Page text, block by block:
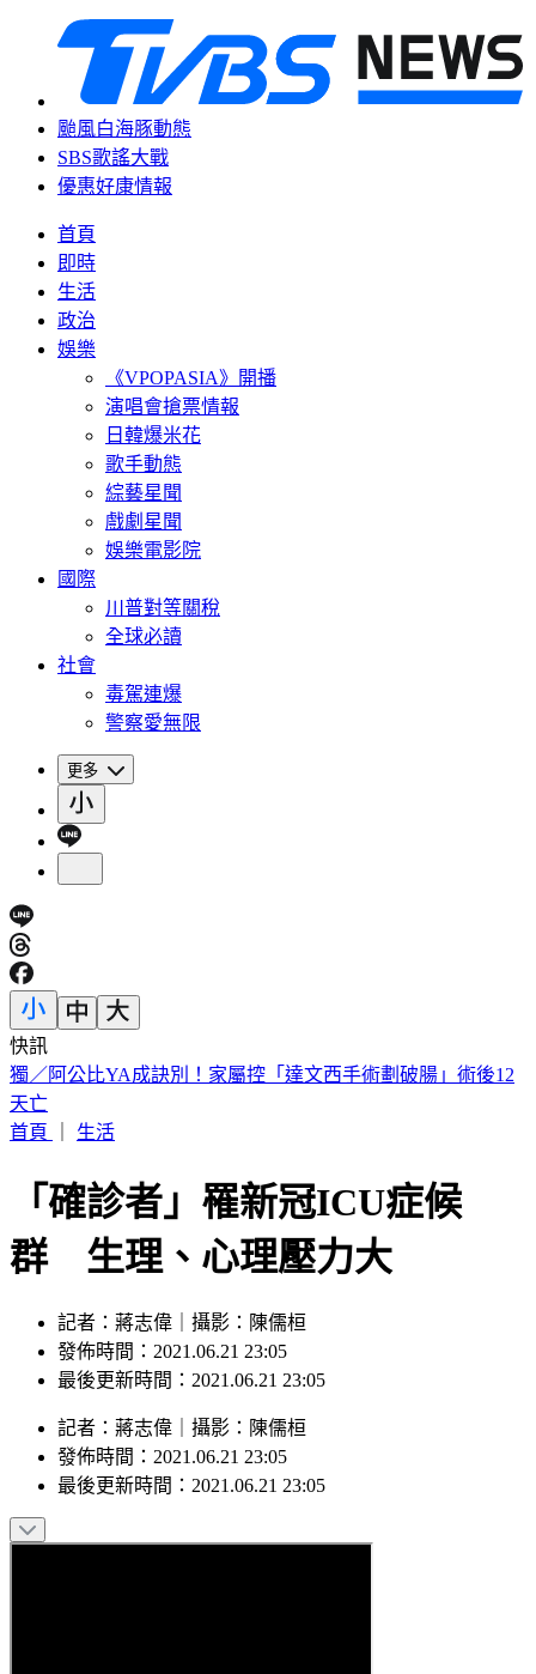
颱風白海豚動態
SBS歌謠大戰
優惠好康情報
首頁
即時
生活
政治
娛樂
《VPOPASIA》開播
演唱會搶票情報
日韓爆米花
歌手動態
綜藝星聞
戲劇星聞
娛樂電影院
國際
川普對等關稅
全球必讀
社會
毒駕連爆
警察愛無限
更多
快訊
BLACKPINK慶10週年！Jisoo哭了 Lisa發聲
首頁
「確診者」罹新冠ICU症候
群 生理、心理壓力大
發佈時間：2021.06.21 23:05
最後更新時間：2021.06.21 23:05
發佈時間：2021.06.21 23:05
最後更新時間： 2021.06.21 23:05